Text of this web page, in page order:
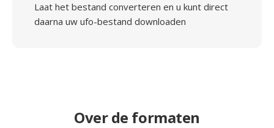
Laat het bestand converteren en u kunt direct
daarna uw ufo-bestand downloaden
Over de formaten